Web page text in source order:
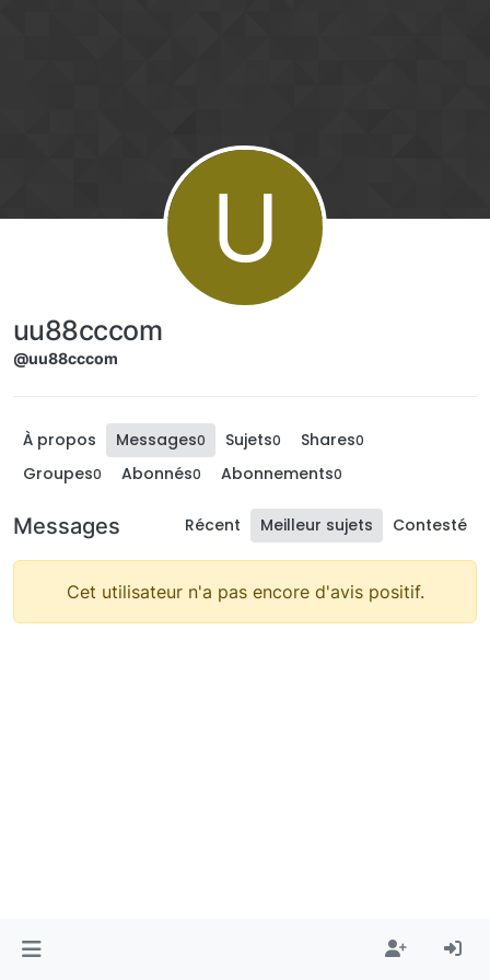
U
uu88cccom
@uu88cccom
À propos Messages0 Sujets0 Shares0
Groupes0 Abonnés0 Abonnements0
Messages Récent Meilleur sujets Contesté
Cet utilisateur n'a pas encore d'avis positif.